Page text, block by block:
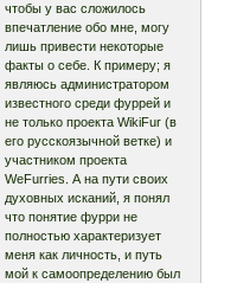
чтобы у вас сложилось
впечатление обо мне, могу
лишь привести некоторые
факты о себе. К примеру; я
являюсь администратором
известного среди фуррей и
не только проекта WikiFur (в
его русскоязычной ветке) и
участником проекта
WeFurries. А на пути своих
духовных исканий, я понял
что понятие фурри не
полностью характеризует
меня как личность, и путь
мой к самоопределению был